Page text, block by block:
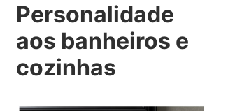
Personalidade
aos banheiros e
cozinhas